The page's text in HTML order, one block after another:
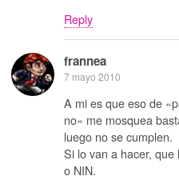
Reply
frannea
7 mayo 2010
A mi es que eso de
no» me mosquea
luego no se cumplen.
Si lo van a hacer,
o NIN.